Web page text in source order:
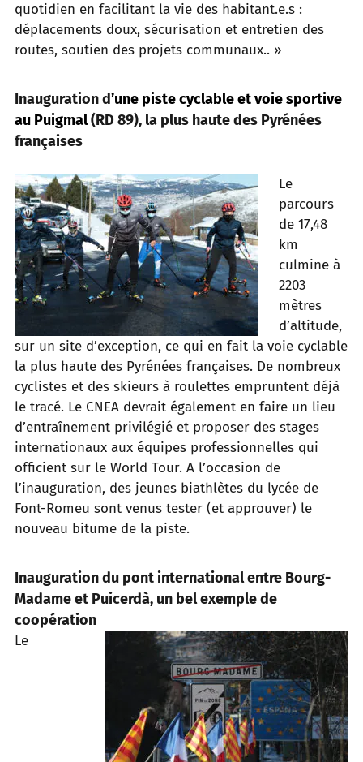
quotidien en facilitant la vie des habitant.e.s :
déplacements doux, sécurisation et entretien des
routes, soutien des projets communaux.. »
Inauguration d’une piste cyclable et voie sportive
au Puigmal(RD 89), la plus haute des Pyrénées
françaises
Le
parcours
de 17,48
km
culmine à
2203
mètres
d’altitude,
sur un site d’exception, ce qui en fait la voie cyclable
la plus haute des Pyrénées françaises. De nombreux
cyclistes et des skieurs à roulettes empruntent déjà
le tracé. Le CNEA devrait également en faire un lieu
d’entraînement privilégié et proposer des stages
internationaux aux équipes professionnelles qui
officient sur le World Tour. A l’occasion de
l’inauguration, des jeunes biathlètes du lycée de
Font-Romeu sont venus tester (et approuver) le
nouveau bitume de la piste.
Inauguration du pont international entre Bourg-
Madame et Puicerdà, un bel exemple de
coopération
Le